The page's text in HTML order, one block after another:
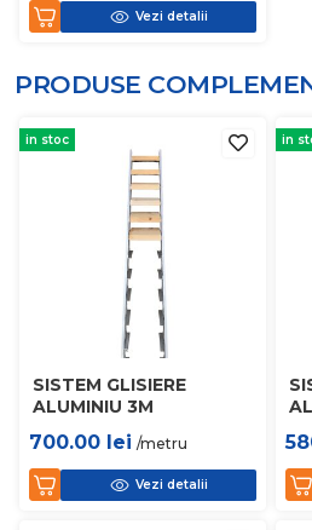
Vezi detalii
PRODUSE
in stoc
SISTEM GLISIERE
ALUMINIU 3M
700.00 lei /metru
Vezi detalii
in